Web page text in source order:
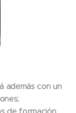
además con un